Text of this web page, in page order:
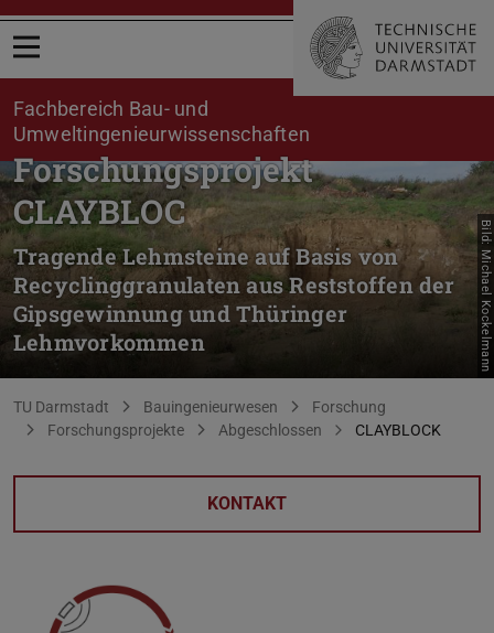
Menü öffnen
Fachbereich Bau- und
Umweltingenieurwissenschaften
Forschungsprojekt
CLAYBLOC
Tragende Lehmsteine auf Basis von
Recyclinggranulaten aus Reststoffen der
Gipsgewinnung und Thüringer
Lehmvorkommen
Bild: Michael Kockelmann
Sie befinden sich hier:
TU Darmstadt Bauingenieurwesen
Forschung
Forschungsprojekte
Abgeschlossen CLAYBLOCK
KONTAKT